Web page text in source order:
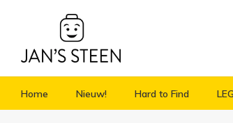
Home Nieuw! Hard to Find